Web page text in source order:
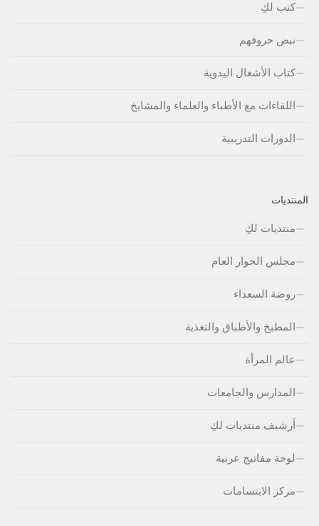
كتب لكِ
نبض حروفهم
كتاب الأشغال اليدوية
اللقاءات مع الأطباء والعلماء والمشايخ
الدورات التدريبية
المنتديات
منتديات لكِ
مجلس الحوار العام
روضة السعداء
المطبخ والأطباق والتغذية
عالم المرأة
المدارس والجامعات
أرشيف منتديات لكِ
لوحة مفاتيج عربية
مركز الابتسامات